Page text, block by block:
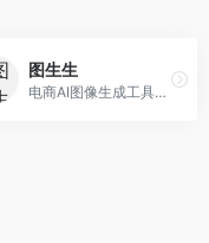
图生生
电商AI图像生成工具，专注于商品图创作。面向电商卖家，提供商品图生成、背景替换、批量处理等服务，商品图质量高。